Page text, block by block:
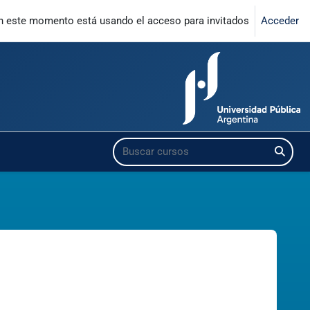
este momento está usando el acceso para invitados Acceder
Buscar cursos